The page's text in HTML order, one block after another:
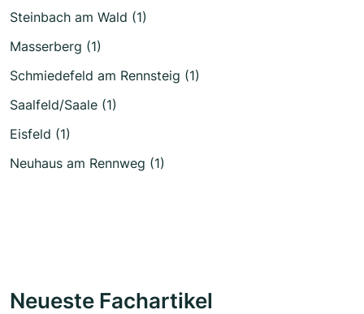
Steinbach am Wald (1)
Masserberg (1)
Schmiedefeld am Rennsteig (1)
Saalfeld/Saale (1)
Eisfeld (1)
Neuhaus am Rennweg (1)
Neueste Fachartikel